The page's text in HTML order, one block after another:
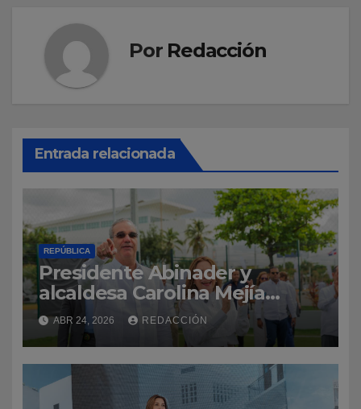
Por Redacción
Entrada relacionada
REPÚBLICA
Presidente Abinader y
alcaldesa Carolina Mejía
inauguran Malecón
Deportivo, que será desde
ahora el punto de encuentro
del deporte dominicano
ABR 24, 2026 REDACCIÓN